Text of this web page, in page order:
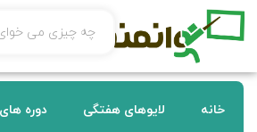
خانه لایوهای هفتگی دوره